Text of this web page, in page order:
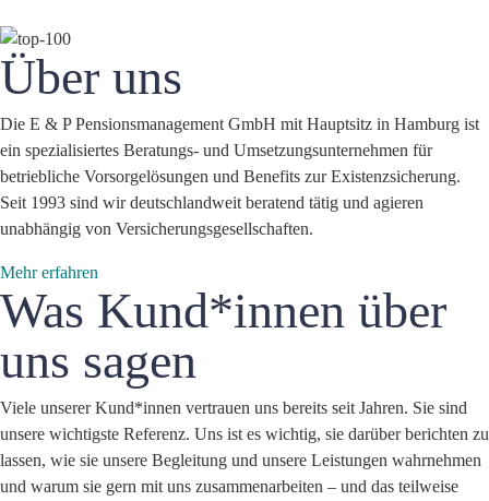
Über uns
Die E & P Pensionsmanagement GmbH mit Hauptsitz in Hamburg ist
ein spezialisiertes Beratungs- und Umsetzungsunternehmen für
betriebliche Vorsorgelösungen und Benefits zur Existenzsicherung.
Seit 1993 sind wir deutschlandweit beratend tätig und agieren
unabhängig von Versicherungsgesellschaften.
Mehr erfahren
Was Kund*innen über
uns sagen
Viele unserer Kund*innen vertrauen uns bereits seit Jahren. Sie sind
unsere wichtigste Referenz. Uns ist es wichtig, sie darüber berichten zu
lassen, wie sie unsere Begleitung und unsere Leistungen wahrnehmen
und warum sie gern mit uns zusammenarbeiten – und das teilweise